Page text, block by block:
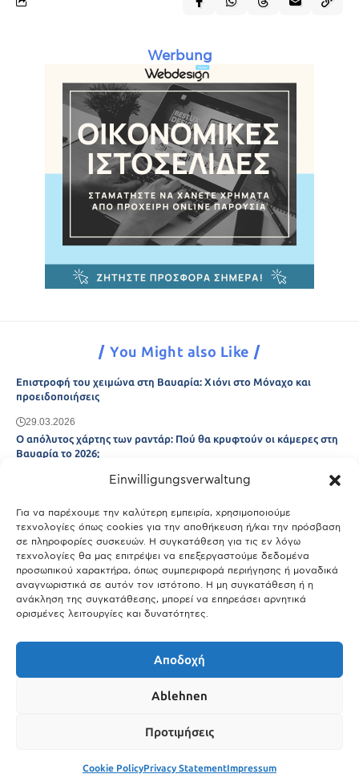
Einwilligungsverwaltung
Για να παρέχουμε την καλύτερη εμπειρία, χρησιμοποιούμε
τεχνολογίες όπως cookies για την αποθήκευση ή/και την πρόσβαση
σε πληροφορίες συσκευών. Η συγκατάθεση για τις εν λόγω
τεχνολογίες θα μας επιτρέψει να επεξεργαστούμε δεδομένα
προσωπικού χαρακτήρα, όπως συμπεριφορά περιήγησης ή μοναδικά
αναγνωριστικά σε αυτόν τον ιστότοπο. Η μη συγκατάθεση ή η
ανάκληση της συγκατάθεσης, μπορεί να επηρεάσει αρνητικά
ορισμένες λειτουργίες και δυνατότητες.
Αποδοχή
Ablehnen
Προτιμήσεις
Cookie PolicyPrivacy StatementImpressum
Werbung
You Might also Like
Επιστροφή του χειμώνα στη Βαυαρία: Χιόνι στο Μόναχο και
προειδοποιήσεις
29.03.2026
Ο απόλυτος χάρτης των ραντάρ: Πού θα κρυφτούν οι κάμερες στη
Βαυαρία το 2026;
Μόναχο;
25.03.2026
Θύελλα χτυπά το Μόναχο: Κίνδυνος από τους ισχυρούς ανέμους
και τις καταιγίδες
25.03.2026